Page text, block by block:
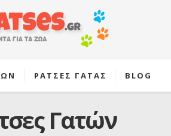
ΡΑΤΣΕΣ ΓΑΤΑΣ BLOG
Γατών